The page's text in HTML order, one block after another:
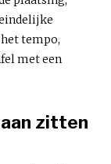
tempo,
met een
zitten